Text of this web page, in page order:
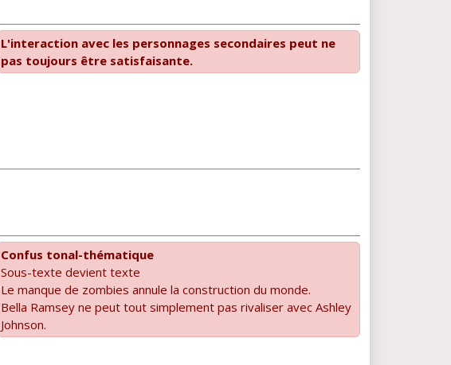
L'interaction avec les personnages secondaires peut ne
pas toujours être satisfaisante.
Confus tonal-thématique
Sous-texte devient texte
Le manque de zombies annule la construction du monde.
Bella Ramsey ne peut tout simplement pas rivaliser avec Ashley
Johnson.